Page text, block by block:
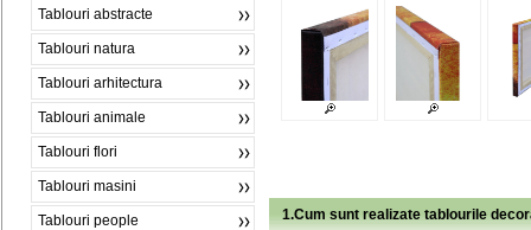
Tablouri abstracte
Tablouri natura
Tablouri arhitectura
Tablouri animale
Tablouri flori
Tablouri masini
Tablouri people 1.Cum sunt realizate tablourile